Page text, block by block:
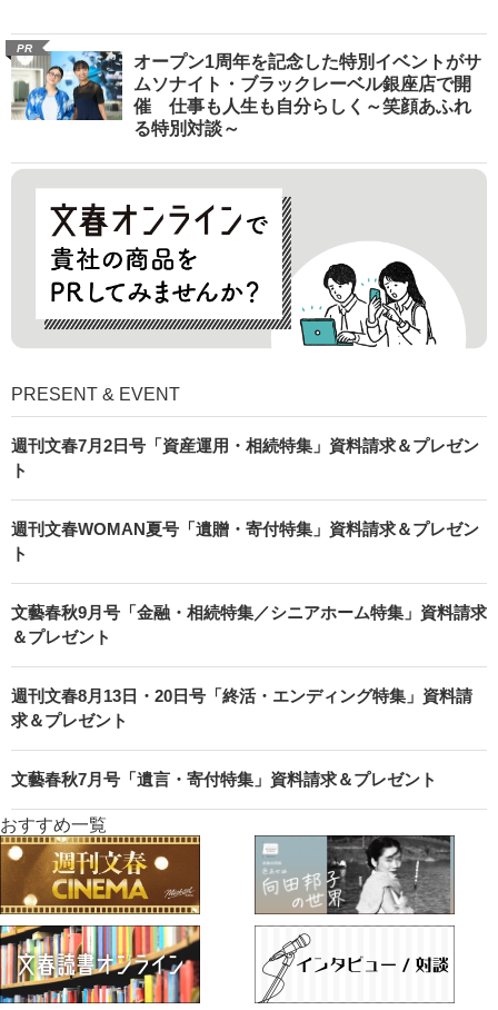
PR
オープン1周年を記念した特別イベントがサ
ムソナイト・ブラックレーベル銀座店で開
催 仕事も人生も自分らしく～笑顔あふれ
る特別対談～
PRESENT & EVENT
週刊文春7月2日号「資産運用・相続特集」資料請求＆プレゼン
ト
週刊文春WOMAN夏号「遺贈・寄付特集」資料請求＆プレゼン
ト
文藝春秋9月号「金融・相続特集／シニアホーム特集」資料請求
＆プレゼント
週刊文春8月13日・20日号「終活・エンディング特集」資料請
求＆プレゼント
文藝春秋7月号「遺言・寄付特集」資料請求＆プレゼント
おすすめ一覧